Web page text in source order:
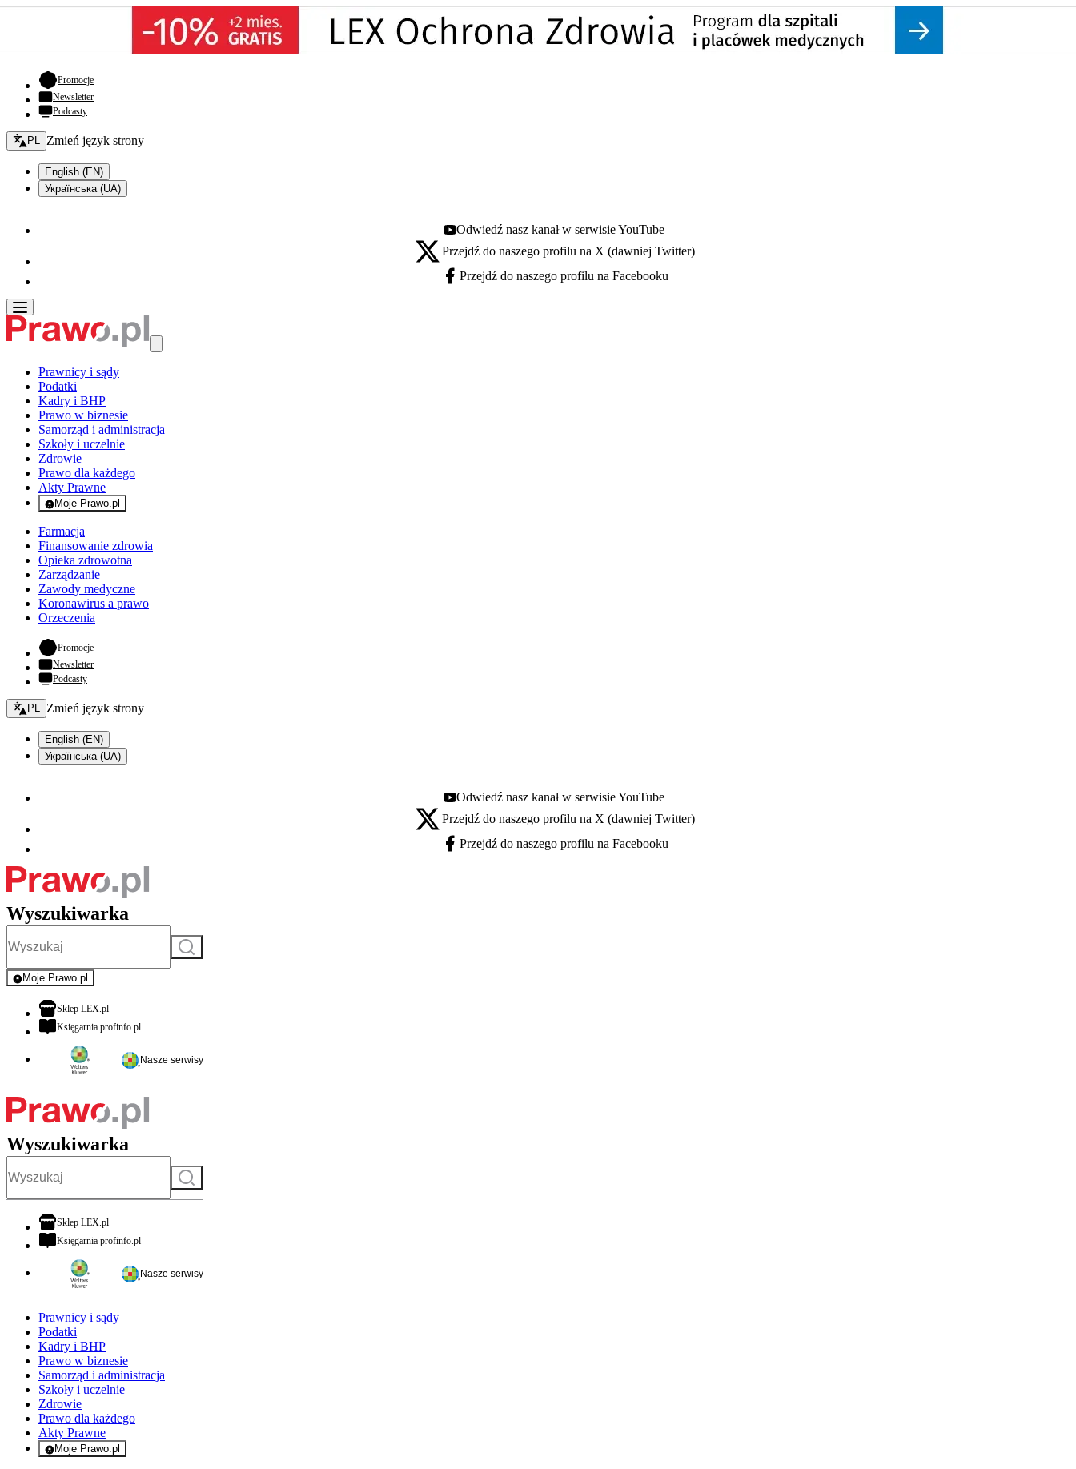
Promocje- otwiera się w nowej karcie
Newsletter
Podcasty
Zmień język - bieżący:
PL Zmień język strony
English (EN)
Українська (UA)
Youtube - otwiera się w nowej karcie
Odwiedź nasz kanał w serwisie YouTube
X - otwiera się w nowej karcie
Przejdź do naszego profilu na X (dawniej Twitter)
Facebook - otwiera się w nowej karcie
Przejdź do naszego profilu na Facebooku
Prawnicy i sądy
Podatki
Kadry i BHP
Prawo w biznesie
Samorząd i administracja
Szkoły i uczelnie
Zdrowie
Prawo dla każdego
Akty Prawne
Moje Prawo.pl
- rejestracja i logowanie do serwisu
Farmacja
Finansowanie zdrowia
Opieka zdrowotna
Zarządzanie
Zawody medyczne
Koronawirus a prawo
Orzeczenia
Promocje- otwiera się w nowej karcie
Newsletter
Podcasty
Zmień język - bieżący:
PL Zmień język strony
English (EN)
Українська (UA)
Youtube - otwiera się w nowej karcie
Odwiedź nasz kanał w serwisie YouTube
X - otwiera się w nowej karcie
Przejdź do naszego profilu na X (dawniej Twitter)
Facebook - otwiera się w nowej karcie
Przejdź do naszego profilu na Facebooku
Wyszukiwarka
Szukaj
Moje Prawo.pl
- rejestracja i logowanie do serwisu
Sklep LEX.plotwiera się w nowej karcie
Księgarnia profinfo.plotwiera się w nowej karcie
Nasze serwisy
Wyszukiwarka
Szukaj
Sklep LEX.plotwiera się w nowej karcie
Księgarnia profinfo.plotwiera się w nowej karcie
Nasze serwisy
Prawnicy i sądy
Podatki
Kadry i BHP
Prawo w biznesie
Samorząd i administracja
Szkoły i uczelnie
Zdrowie
Prawo dla każdego
Akty Prawne
Moje Prawo.pl
- rejestracja i logowanie do serwisu